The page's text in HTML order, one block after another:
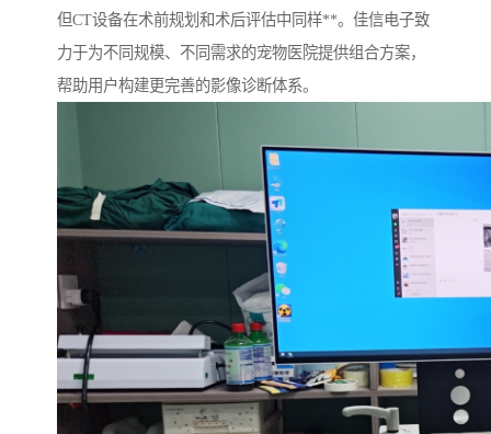
但CT设备在术前规划和术后评估中同样**。佳信电子致
力于为不同规模、不同需求的宠物医院提供组合方案，
帮助用户构建更完善的影像诊断体系。